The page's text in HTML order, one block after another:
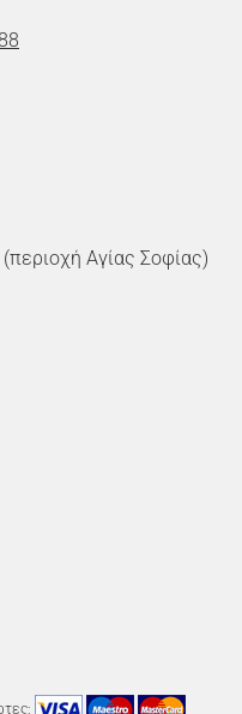
Αγίας Σοφίας)